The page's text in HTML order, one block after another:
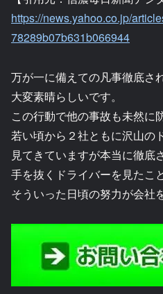
https://news.yahoo.co.jp/
78289b07b631b066944
万が一に備えての凡事徹底さ
大変素晴らしいです。
この行動で他の事故も未然に
若い頃から２社ともに沢山の
見てきていますが本当に徹底
手を抜くドライバーを見たこ
そういった日頃の努力が会社